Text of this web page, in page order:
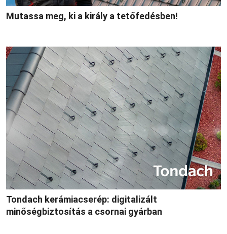
Mutassa meg, ki a király a tetőfedésben!
Tondach kerámiacserép: digitalizált
minőségbiztosítás a csornai gyárban